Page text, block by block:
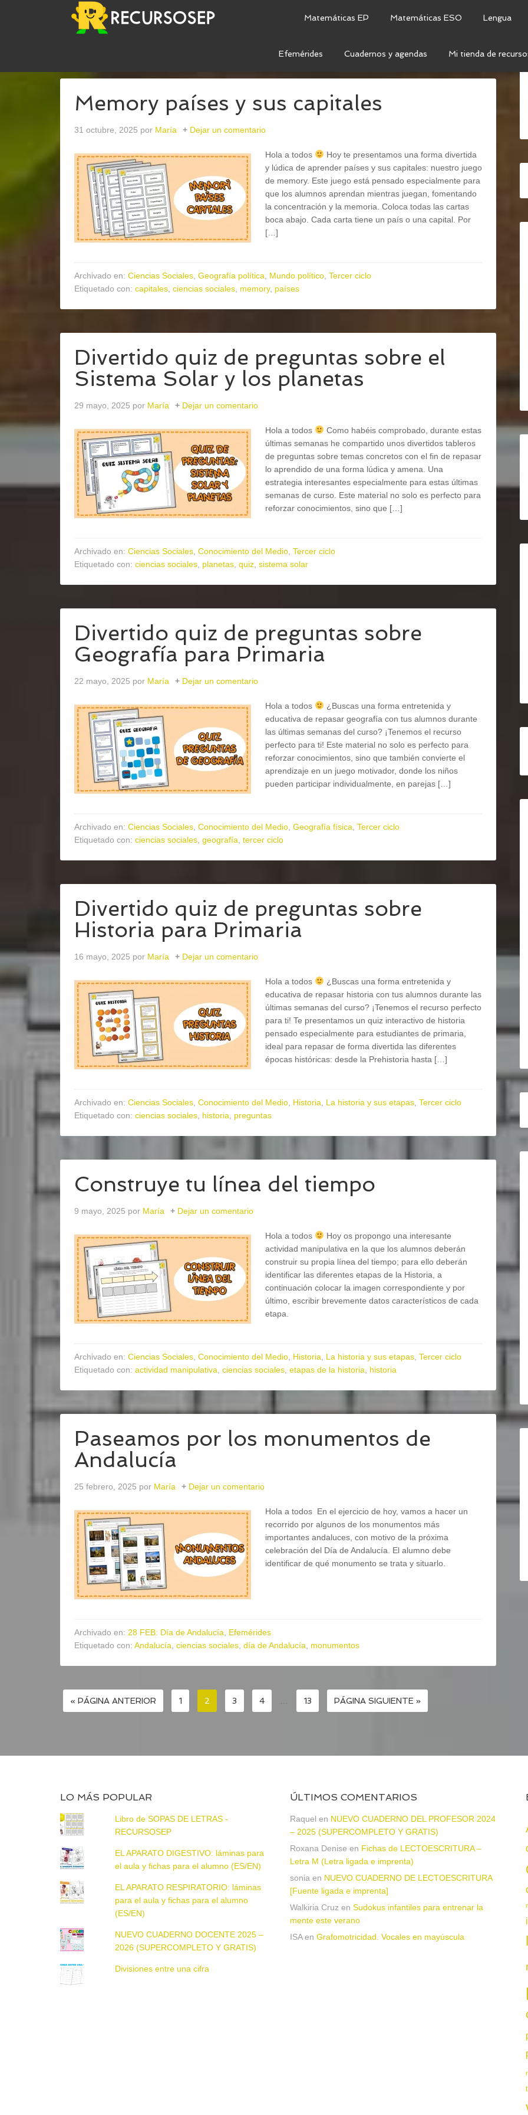
Matemáticas EP Matemáticas ESO Lengua
Efemérides Cuadernos y agendas Mi tienda de
Memory países y sus capitales
31 octubre, 2025 por María Dejar un comentario
Hola a todos
Hoy te presentamos una forma divertida
y lúdica de aprender países y sus capitales: nuestro juego
de memory. Este juego está pensado especialmente para
que los alumnos aprendan mientras juegan, fomentando
la concentración y la memoria. Coloca todas las cartas
boca abajo. Cada carta tiene un país o una capital. Por
[…]
Archivado en: Ciencias Sociales Geografía política Mundo político Tercer ciclo
Etiquetado con: capitales ciencias sociales memory, países
Divertido quiz de preguntas sobre el
Sistema Solar y los planetas
29 mayo, 2025 por María Dejar un comentario
Hola a todos
Como habéis comprobado, durante estas
últimas semanas he compartido unos divertidos tableros
de preguntas sobre temas concretos con el fin de repasar
lo aprendido de una forma lúdica y amena. Una
estrategia interesantes especialmente para estas últimas
semanas de curso. Este material no solo es perfecto para
reforzar conocimientos, sino que […]
Archivado en: Ciencias Sociales Conocimiento del Medio Tercer ciclo
Etiquetado con: ciencias sociales planetas quiz sistema solar
Divertido quiz de preguntas sobre
Geografía para Primaria
22 mayo, 2025 por María Dejar un comentario
Hola a todos
¿Buscas una forma entretenida y
educativa de repasar geografía con tus alumnos durante
las últimas semanas del curso? ¡Tenemos el recurso
perfecto para ti! Este material no solo es perfecto para
reforzar conocimientos, sino que también convierte el
aprendizaje en un juego motivador, donde los niños
pueden participar individualmente, en parejas […]
Archivado en: Ciencias Sociales Conocimiento del Medio Geografía física Tercer ciclo
Etiquetado con: ciencias sociales geografía tercer ciclo
Divertido quiz de preguntas sobre
Historia para Primaria
16 mayo, 2025 por María Dejar un comentario
Hola a todos
¿Buscas una forma entretenida y
educativa de repasar historia con tus alumnos durante las
últimas semanas del curso? ¡Tenemos el recurso perfecto
para ti! Te presentamos un quiz interactivo de historia
pensado especialmente para estudiantes de primaria,
ideal para repasar de forma divertida las diferentes
épocas históricas: desde la Prehistoria hasta […]
Archivado en: Ciencias Sociales Conocimiento del Medio Historia La historia y sus etapas Tercer ciclo
Etiquetado con: ciencias sociales historia preguntas
Construye tu línea del tiempo
9 mayo, 2025 por María Dejar un comentario
Hola a todos
Hoy os propongo una interesante
actividad manipulativa en la que los alumnos deberán
construir su propia línea del tiempo; para ello deberán
identificar las diferentes etapas de la Historia, a
continuación colocar la imagen correspondiente y por
último, escribir brevemente datos característicos de cada
etapa.
Archivado en: Ciencias Sociales Conocimiento del Medio Historia La historia y sus etapas Tercer ciclo
Etiquetado con: actividad manipulativa ciencias sociales etapas de la historia historia
Paseamos por los monumentos de
Andalucía
25 febrero, 2025 por María Dejar un comentario
Hola a todos En el ejercicio de hoy, vamos a hacer un
recorrido por algunos de los monumentos más
importantes andaluces, con motivo de la próxima
celebración del Día de Andalucía. El alumno debe
identificar de qué monumento se trata y situarlo.
Archivado en: 28 FEB: Día de Andalucía
Efemérides
Etiquetado con: Andalucía ciencias sociales día de Andalucía monumentos
« PÁGINA ANTERIOR 1 2 3 4 13 PÁGINA SIGUIENTE »
LO MÁS POPULAR
Libro de SOPAS DE LETRAS -
RECURSOSEP
EL APARATO DIGESTIVO: láminas para
el aula y fichas para el alumno (ES/EN)
EL APARATO RESPIRATORIO: láminas
para el aula y fichas para el alumno
(ES/EN)
NUEVO CUADERNO DOCENTE 2025 –
2026 (SUPERCOMPLETO Y GRATIS)
Divisiones entre una cifra
ÚLTIMOS COMENTARIOS
Raquel en NUEVO CUADERNO DEL PROFESOR 2024
– 2025 (SUPERCOMPLETO Y GRATIS)
Roxana Denise en Fichas de LECTOESCRITURA –
Letra M (Letra ligada e imprenta)
sonia en NUEVO CUADERNO DE LECTOESCRITURA
[Fuente ligada e imprenta]
Walkiria Cruz en Sudokus infantiles para entrenar la
mente este verano
ISAen Grafomotricidad. Vocales en mayúscula